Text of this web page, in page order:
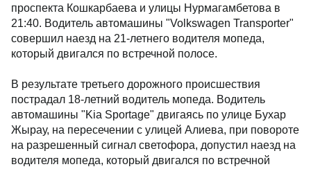
проспекта Кошкарбаева и улицы Нурмагамбетова в
21:40. Водитель автомашины "Volkswagen Transporter"
совершил наезд на 21-летнего водителя мопеда,
который двигался по встречной полосе.
В результате третьего дорожного происшествия
пострадал 18-летний водитель мопеда. Водитель
автомашины "Kia Sportage" двигаясь по улице Бухар
Жырау, на пересечении с улицей Алиева, при повороте
на разрешенный сигнал светофора, допустил наезд на
водителя мопеда, который двигался по встречной